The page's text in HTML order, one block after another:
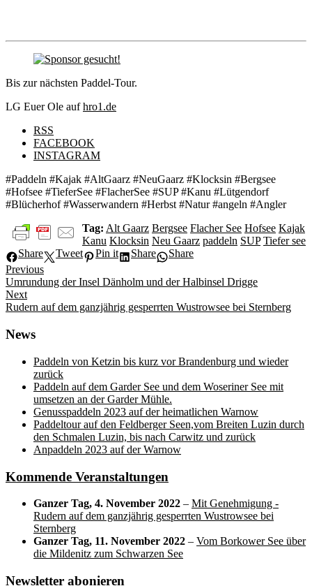
Bis zur nächsten Paddel-Tour.
LG Euer Ole aufhro1.de
RSS
FACEBOOK
INSTAGRAM
#Paddeln #Kajak #AltGaarz #NeuGaarz #Klocksin #Bergsee
#Hofsee #TieferSee #FlacherSee #SUP #Kanu #Lütgendorf
#Blücherhof #Wasserwandern #Herbst #Natur #angeln #Angler
Tag: Alt Gaarz Bergsee Flacher See Hofsee Kajak
Kanu Klocksin Neu Gaarz paddeln SUP Tiefer see
Share
Tweet Pin it Share Share
Beitragsnavigation
Previous
Previous
post:
Umrundung der Insel Dänholm und der Halbinsel Drigge
Next
Next
Rudern auf dem ganzjährig gesperrten Wustrowsee bei Sternberg
News
Paddeln von Ketzin bis kurz vor Brandenburg und wieder
zurück
Paddeln auf dem Garder See und dem Woseriner See mit
umsetzen an der Garder Mühle.
Genusspaddeln 2023 auf der heimatlichen Warnow
Paddeltour auf den Feldberger Seen,vom Breiten Luzin durch
den Schmalen Luzin, bis nach Carwitz und zurück
Anpaddeln 2023 auf der Warnow
Kommende Veranstaltungen
Ganzer Tag, 4. November 2022 – Mit Genehmigung -
Rudern auf dem ganzjährig gesperrten Wustrowsee bei
Sternberg
Ganzer Tag, 11. November 2022 – Vom Borkower See über
die Mildenitz zum Schwarzen See
Newsletter abonieren